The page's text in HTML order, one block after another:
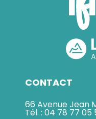
CONTACT
66 Avenue Jean
Tél. : 04 78 77 05